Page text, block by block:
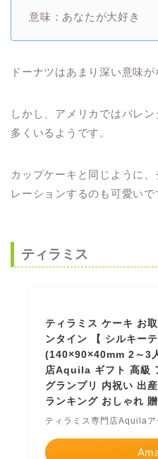
意味：あなたが大好き
ドーナツはあまり深い意味
しかし、アメリカではバレ
多くいるようです。
カップケーキと同じように
レーションするのも可愛いで
ティラミス
ティラミス ケーキ お
ンタイン 【 シルキー
(140×90×40mm 2～3
店Aquila ギフト 高級
グランプリ 内祝い 出
ランキング おしゃれ
ティラミス専門店Aquilaア